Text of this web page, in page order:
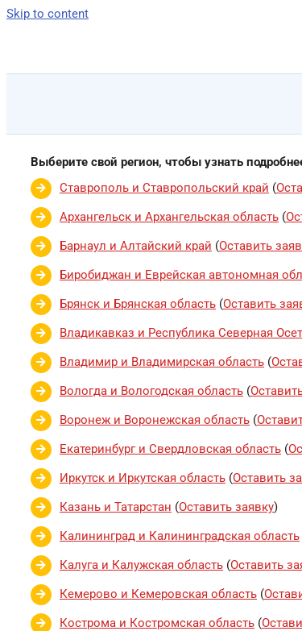
Skip to content
Выберите свой регион, чтобы узнать
Ставрополь и Ставропольский край (
Архангельск и Архангельская область (
Барнаул и Алтайский край (Оставить
Биробиджан и Еврейская автономная
Брянск и Брянская область (Оставить
Владикавказ и Республика Северная
Владимир и Владимирская область (
Вологда и Вологодская область (
Воронеж и Воронежская область (
Екатеринбург и Свердловская область (
Иркутск и Иркутская область (Оставить
Казань и Татарстан (Оставить заявку)
Калининград и Калининградская область
Калуга и Калужская область (Оставить
Кемерово и Кемеровская область (
Кострома и Костромская область (